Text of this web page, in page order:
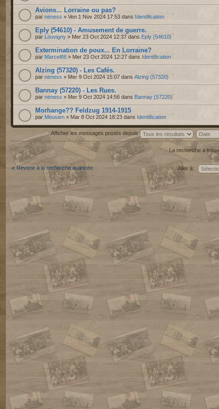
Avions... Lorraine ou pas?
par neness » Ven 1 Nov 2024 17:53 dans Identification
Eply (54610) - Amusement de guerre.
par Louvigny » Mer 23 Oct 2024 12:37 dans Eply (54610)
Extermination de poux... En Lorraine?
par Marcel88 » Mer 23 Oct 2024 12:27 dans Identification
Alzing (57320) - Les Cafés.
par neness » Mer 9 Oct 2024 15:07 dans Alzing (57320)
Bannay (57220) - Les Rues.
par neness » Mer 9 Oct 2024 14:56 dans Bannay (57220)
Morhange?? Feldzug 1914-1915
par Meusien » Mar 8 Oct 2024 18:23 dans Identification
Afficher les messages postés depuis
La recherche a
Revenir à la recherche avancée Aller à: